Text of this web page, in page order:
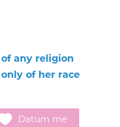
any religion
of her race
Datum me